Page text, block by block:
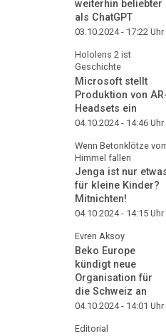
weiterhin beliebter
als ChatGPT
03.10.2024 - 17:22 Uhr
Hololens 2 ist
Geschichte
Microsoft stellt
Produktion von
Headsets ein
04.10.2024 - 14:46 Uhr
Wenn Betonklötze
Himmel fallen
Jenga ist nur
für kleine Kinder?
Mitnichten!
04.10.2024 - 14:15 Uhr
Evren Aksoy
Beko Europe
kündigt neue
Organisation für
die Schweiz an
04.10.2024 - 14:01 Uhr
Editorial